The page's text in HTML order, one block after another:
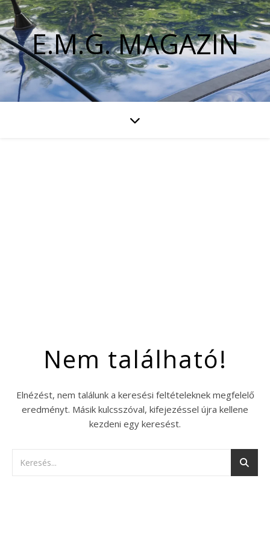
E.M.G. MAGAZIN
Nem található!
Elnézést, nem találunk a keresési feltételeknek megfelelő
eredményt. Másik kulcsszóval, kifejezéssel újra kellene
kezdeni egy keresést.